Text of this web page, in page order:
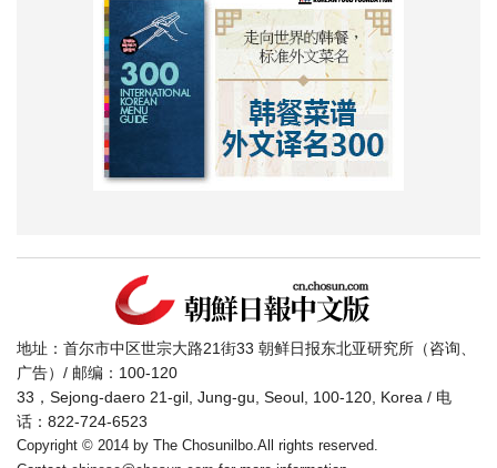
地址：首尔市中区世宗大路21街33 朝鲜日报东北亚研究所（咨询、
广告）/ 邮编：100-120
33，Sejong-daero 21-gil, Jung-gu, Seoul, 100-120, Korea / 电
话：822-724-6523
Copyright © 2014 by The Chosunilbo.All rights reserved.